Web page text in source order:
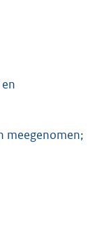
meegenomen;